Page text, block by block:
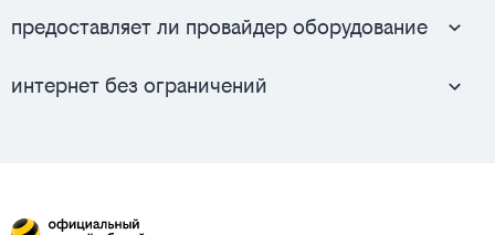
предоставляет ли провайдер оборудование
интернет без ограничений